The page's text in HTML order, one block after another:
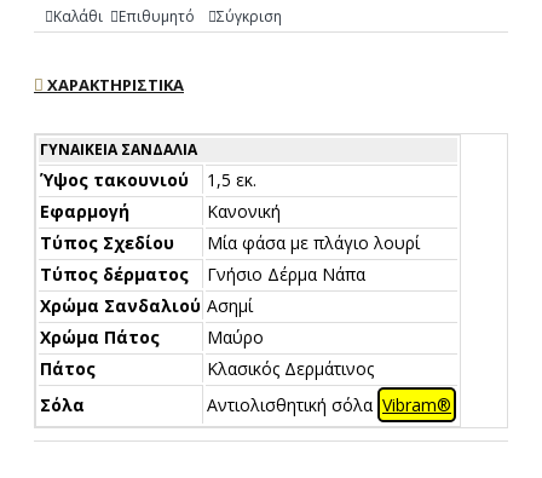
Καλάθι Επιθυμητό Σύγκριση
ΧΑΡΑΚΤΗΡΙΣΤΙΚΆ
ΓΥΝΑΙΚΕΊΑ ΣΑΝΔΆΛΙΑ
Ύψος τακουνιού
1,5 εκ.
Εφαρμογή
Κανονική
Τύπος Σχεδίου
Μία φάσα με πλάγιο λουρί
Τύπος δέρματος
Γνήσιο Δέρμα Νάπα
Χρώμα Σανδαλιού Ασημί
Χρώμα Πάτος
Μαύρο
Πάτος
Κλασικός Δερμάτινος
Σόλα
Αντιολισθητική σόλα Vibram®